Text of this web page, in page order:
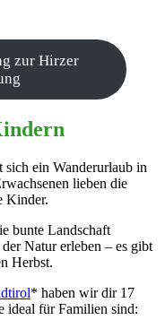
zur Hirzer
ein Wanderurlaub in
lieben die
Kinder.
bunte Landschaft
Natur erleben – es gibt
Herbst.
* haben wir dir 17
ideal für Familien sind: